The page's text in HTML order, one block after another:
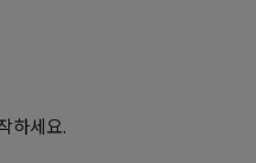
하세요.